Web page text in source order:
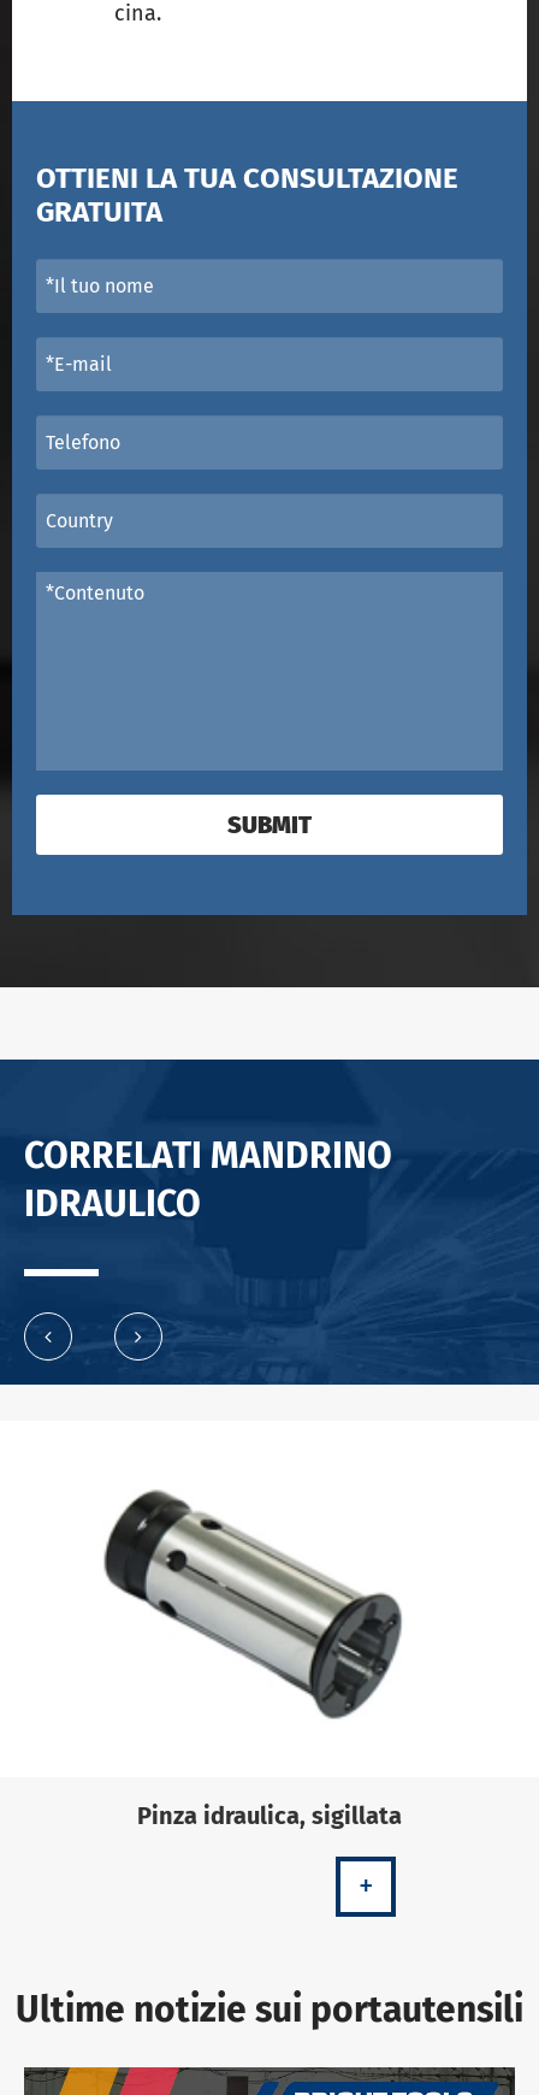
cina.
OTTIENI LA TUA CONSULTAZIONE
GRATUITA
SUBMIT
CORRELATI MANDRINO
IDRAULICO
Pinza idraulica, sigillata
+
Ultime notizie sui portautensili